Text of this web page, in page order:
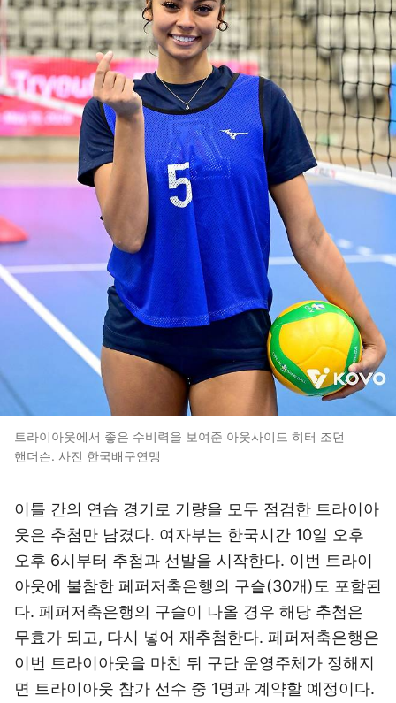
트라이아웃에서 좋은 수비력을 보여준 아웃사이드 히터 조던
핸더슨. 사진 한국배구연맹
이틀 간의 연습 경기로 기량을 모두 점검한 트라이아
웃은 추첨만 남겼다. 여자부는 한국시간 10일 오후
오후 6시부터 추첨과 선발을 시작한다. 이번 트라이
아웃에 불참한 페퍼저축은행의 구슬(30개)도 포함된
다. 페퍼저축은행의 구슬이 나올 경우 해당 추첨은
무효가 되고, 다시 넣어 재추첨한다. 페퍼저축은행은
이번 트라이아웃을 마친 뒤 구단 운영주체가 정해지
면 트라이아웃 참가 선수 중 1명과 계약할 예정이다.